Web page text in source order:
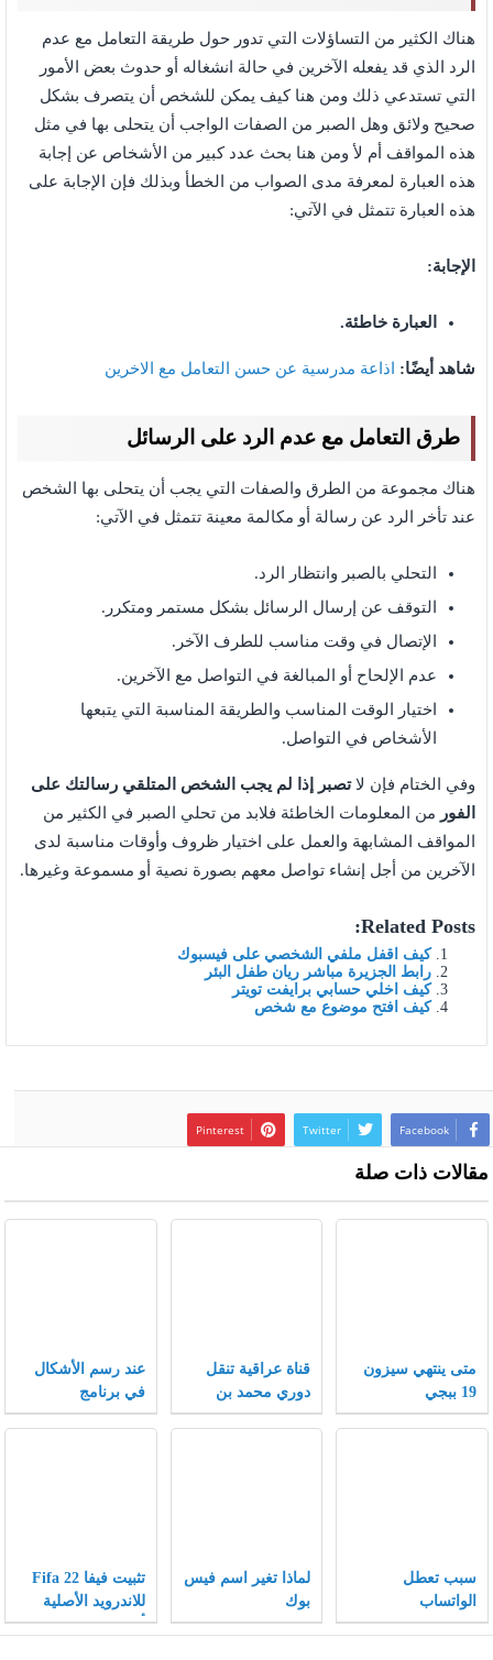
هناك الكثير من التساؤلات التي تدور حول طريقة التعامل مع عدم
الرد الذي قد يفعله الآخرين في حالة انشغاله أو حدوث بعض الأمور
التي تستدعي ذلك ومن هنا كيف يمكن للشخص أن يتصرف بشكل
صحيح ولائق وهل الصبر من الصفات الواجب أن يتحلى بها في مثل
هذه المواقف أم لأ ومن هنا بحث عدد كبير من الأشخاص عن إجابة
هذه العبارة لمعرفة مدى الصواب من الخطأ وبذلك فإن الإجابة على
هذه العبارة تتمثل في الآتي:
الإجابة:
العبارة خاطئة.
شاهد أيضًا: اذاعة مدرسية عن حسن التعامل مع الاخرين
طرق التعامل مع عدم الرد على الرسائل
هناك مجموعة من الطرق والصفات التي يجب أن يتحلى بها الشخص
عند تأخر الرد عن رسالة أو مكالمة معينة تتمثل في الآتي:
التحلي بالصبر وانتظار الرد.
التوقف عن إرسال الرسائل بشكل مستمر ومتكرر.
الإتصال في وقت مناسب للطرف الآخر.
عدم الإلحاح أو المبالغة في التواصل مع الآخرين.
اختيار الوقت المناسب والطريقة المناسبة التي يتبعها
الأشخاص في التواصل.
وفي الختام فإن لاتصبر إذا لم يجب الشخص المتلقي رسالتك على
الفور من المعلومات الخاطئة فلابد من تحلي الصبر في الكثير من
المواقف المشابهة والعمل على اختيار ظروف وأوقات مناسبة لدى
الآخرين من أجل إنشاء تواصل معهم بصورة نصية أو مسموعة وغيرها.
Related Posts:
كيف اقفل ملفي الشخصي على فيسبوك
رابط الجزيرة مباشر ريان طفل البئر
كيف اخلي حسابي برايفت تويتر
كيف افتح موضوع مع شخص
Facebook
Twitter
Pinterest
مقالات ذات صلة
متى ينتهي سيزون
19 ببجي
قناة عراقية تنقل
دوري محمد بن
سلمان 2021
عند رسم الأشكال
في برنامج
الإنكسكيب يمكن
سبب تعطل
الواتساب
والانستقرام والفيس
لماذا تغير اسم فيس
بوك
تثبيت فيفا Fifa 22
للاندرويد الأصلية
أخر إصدار